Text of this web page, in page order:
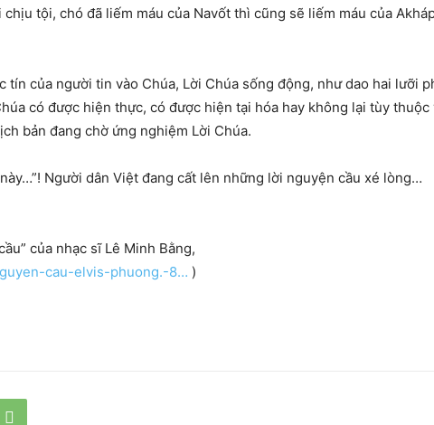
tội, chó đã liếm máu của Navốt thì cũng sẽ liếm máu của
tín của người tin vào Chúa, Lời Chúa sống động, như dao hai lưỡi
có được hiện thực, có được hiện tại hóa hay không lại tùy
bản đang chờ ứng nghiệm Lời Chúa.
Người dân Việt đang cất lên những lời nguyện cầu xé lòng…
của nhạc sĩ Lê Minh Bằng,
cau-elvis-phuong.-8… )